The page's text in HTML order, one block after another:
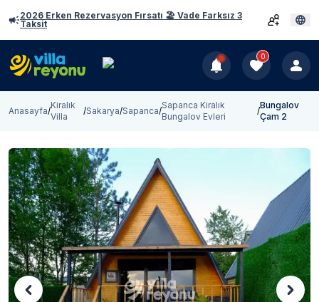
2026 Erken Rezervasyon Fırsatı 🏖️ Vade Farksız 3
Taksit
0
Anasayfa/
Kiralık
Villa
/Sakarya/Sapanca/
Sapanca Kiralık
Bungalov Evleri
/
Bungalov
Çam 2